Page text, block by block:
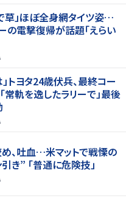
草」ほぼ全身網タイツ姿…
の電撃復帰が話題「えらい
トヨタ24歳伏兵、最終コー
常軌を逸したラリーで」最後
め、吐血…米マットで戦慄の
き” 「普通に危険技」